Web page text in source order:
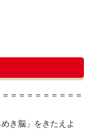
＝＝＝＝＝＝＝＝＝
き脳」をきたえよ